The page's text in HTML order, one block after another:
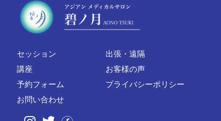
セッション
講座
出張・遠隔
お客様の声
予約フォーム
お問い合わせ
プライバシーポリシー